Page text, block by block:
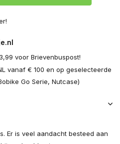
voor Brievenbuspost!
vanaf € 100 en op geselecteerde
Go Serie, Nutcase)
Er is veel aandacht besteed aan